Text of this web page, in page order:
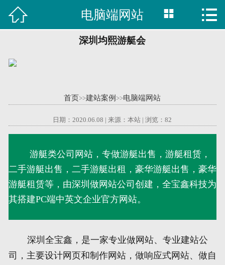
 首页
行业资讯
联系我们
域名查询
 电脑端网站  
深圳均熙游艇会
首页>>建站案例>>电脑端网站
日期：2020.06.08 | 来源：本站 | 浏览：82
游艇类公司网站，专做游艇出售，游艇租赁，
二手游艇出售，二手游艇出租，豪华游艇出售，豪华
游艇租赁等，由深圳做网站公司创建，全宝鑫科技为
其搭建PC端中英文企业官方网站。
深圳全宝鑫，是一家专业做网站、专业建站公
司，主要设计网页和制作网站，做响应式网站、做自